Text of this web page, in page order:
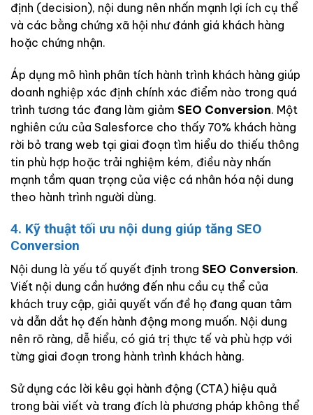
định (decision), nội dung nên nhấn mạnh lợi ích cụ thể
và các bằng chứng xã hội như đánh giá khách hàng
hoặc chứng nhận.
Áp dụng mô hình phân tích hành trình khách hàng giúp
doanh nghiệp xác định chính xác điểm nào trong quá
trình tương tác đang làm giảm SEO Conversion. Một
nghiên cứu của Salesforce cho thấy 70% khách hàng
rời bỏ trang web tại giai đoạn tìm hiểu do thiếu thông
tin phù hợp hoặc trải nghiệm kém, điều này nhấn
mạnh tầm quan trọng của việc cá nhân hóa nội dung
theo hành trình người dùng.
4. Kỹ thuật tối ưu nội dung giúp tăng SEO
Conversion
Nội dung là yếu tố quyết định trong SEO Conversion.
Viết nội dung cần hướng đến nhu cầu cụ thể của
khách truy cập, giải quyết vấn đề họ đang quan tâm
và dẫn dắt họ đến hành động mong muốn. Nội dung
nên rõ ràng, dễ hiểu, có giá trị thực tế và phù hợp với
từng giai đoạn trong hành trình khách hàng.
Sử dụng các lời kêu gọi hành động (CTA) hiệu quả
trong bài viết và trang đích là phương pháp không thể